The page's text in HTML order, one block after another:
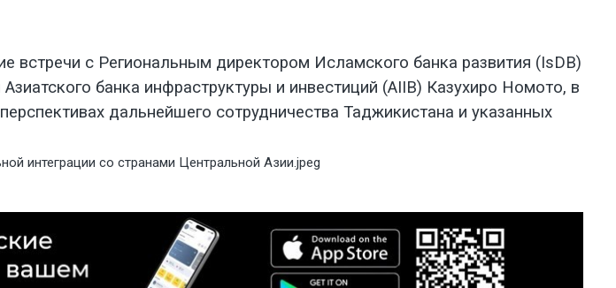
встречи с Региональным директором Исламского банка развития (IsDB)
банка инфраструктуры и инвестиций (AIIB) Казухиро Номото, в
дальнейшего сотрудничества Таджикистана и указанных